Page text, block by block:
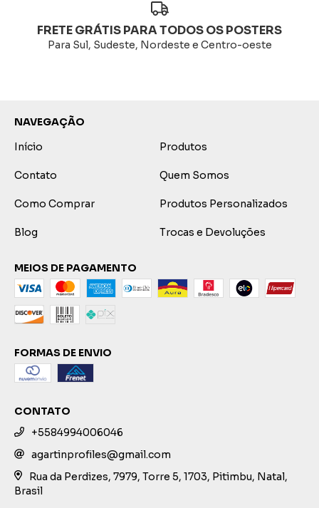
FRETE GRÁTIS PARA TODOS OS POSTERS
Para Sul, Sudeste, Nordeste e Centro-oeste
NAVEGAÇÃO
Início
Produtos
Contato Quem Somos
Como Comprar Produtos Personalizados
Blog Trocas e Devoluções
MEIOS DE PAGAMENTO
FORMAS DE ENVIO
CONTATO
+5584994006046
agartinprofiles@gmail.com
Rua da Perdizes, 7979, Torre 5, 1703, Pitimbu, Natal,
Brasil